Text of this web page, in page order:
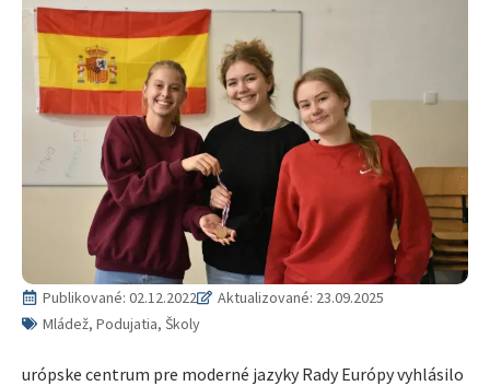
Publikované: 02.12.2022
Aktualizované: 23.09.2025
Mládež, Podujatia, Školy
urópske centrum pre moderné jazyky Rady Európy vyhlásilo